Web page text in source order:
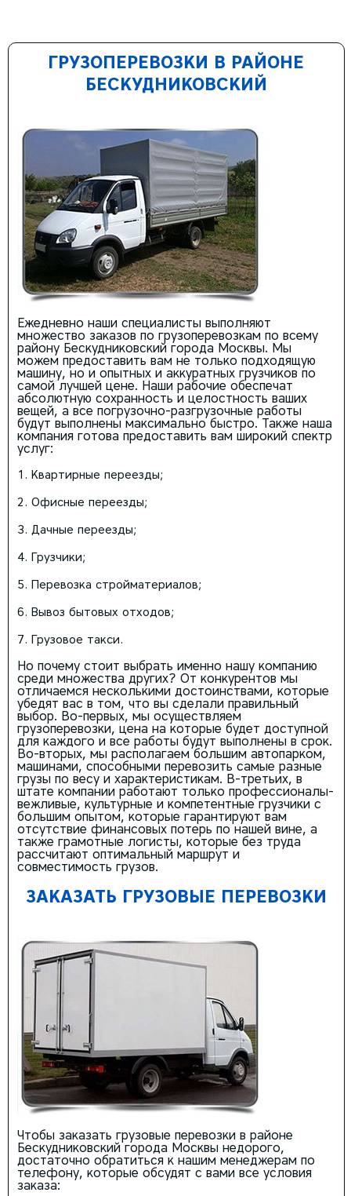
ГРУЗОПЕРЕВОЗКИ В РАЙОНЕ
БЕСКУДНИКОВСКИЙ
Ежедневно наши специалисты выполняют
множество заказов по грузоперевозкам по всему
району Бескудниковский города Москвы. Мы
можем предоставить вам не только подходящую
машину, но и опытных и аккуратных грузчиков по
самой лучшей цене. Наши рабочие обеспечат
абсолютную сохранность и целостность ваших
вещей, а все погрузочно-разгрузочные работы
будут выполнены максимально быстро. Также наша
компания готова предоставить вам широкий спектр
услуг:
Квартирные переезды;
Офисные переезды;
Дачные переезды;
Грузчики;
Перевозка стройматериалов;
Вывоз бытовых отходов;
Грузовое такси.
Но почему стоит выбрать именно нашу компанию
среди множества других? От конкурентов мы
отличаемся несколькими достоинствами, которые
убедят вас в том, что вы сделали правильный
выбор. Во-первых, мы осуществляем
грузоперевозки, цена на которые будет доступной
для каждого и все работы будут выполнены в срок.
Во-вторых, мы располагаем большим автопарком,
машинами, способными перевозить самые разные
грузы по весу и характеристикам. В-третьих, в
штате компании работают только профессионалы-
вежливые, культурные и компетентные грузчики с
большим опытом, которые гарантируют вам
отсутствие финансовых потерь по нашей вине, а
также грамотные логисты, которые без труда
рассчитают оптимальный маршрут и
совместимость грузов.
ЗАКАЗАТЬ ГРУЗОВЫЕ ПЕРЕВОЗКИ
Чтобы заказать грузовые перевозки в районе
Бескудниковский города Москвы недорого,
достаточно обратиться к нашим менеджерам по
телефону, которые обсудят с вами все условия
заказа: